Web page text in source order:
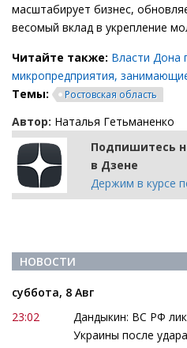
масштабирует бизнес,
весомый вклад в укрепление
Читайте также: Власти Дона
микропредприятия,
Темы:
Ростовская область
Автор: Наталья Гетьманенко
Подпишитесь
в Дзене
Держим в курсе
НОВОСТИ
суббота, 8 Авг
23:02
Дандыкин: ВС РФ
Украины после